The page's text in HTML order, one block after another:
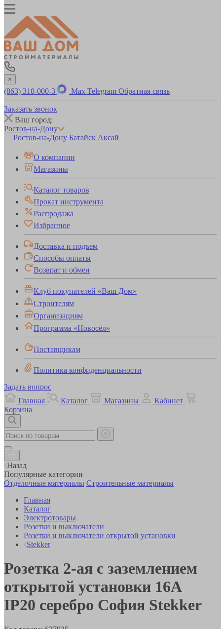
×
(863) 310-000-3 Max Telegram Обратная связь
Заказать звонок
Ваш город:
Ростов-на-Дону
Ростов-на-Дону Батайск Аксай
О компании
Магазины
Каталог товаров
Прокат инструмента
Распродажа
Избранное
Доставка и подъем
Способы оплаты
Возврат и обмен
Клуб покупателей «Ваш Дом»
Строителям
Организациям
Программа «Новосёл»
Поставщикам
Политика конфиденциальности
Задать вопрос
Главная
Каталог Магазины
Кабинет
Корзина
Назад
Популярные категории
Отделочные материалы Строительные материалы
Главная
Каталог
Электротовары
Розетки и выключатели
Розетки и выключатели открытой установки
Stekker
Розетка 2-ая с заземлением
открытой установки 16А
IP20 серебро София Stekker